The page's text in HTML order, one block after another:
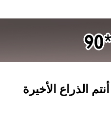
الذراع الأخيرة